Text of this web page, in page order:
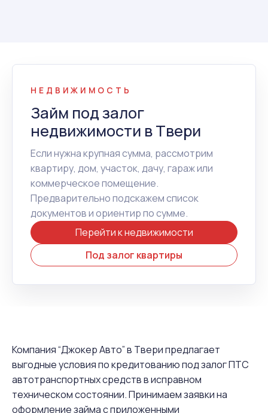
НЕДВИЖИМОСТЬ
Займ под залог
недвижимости в Твери
Если нужна крупная сумма, рассмотрим
квартиру, дом, участок, дачу, гараж или
коммерческое помещение.
Предварительно подскажем список
документов и ориентир по сумме.
Перейти к недвижимости
Под залог квартиры
Компания “Джокер Авто” в Твери предлагает
выгодные условия по кредитованию под залог ПТС
автотранспортных средств в исправном
техническом состоянии. Принимаем заявки на
оформление займа с приложенными